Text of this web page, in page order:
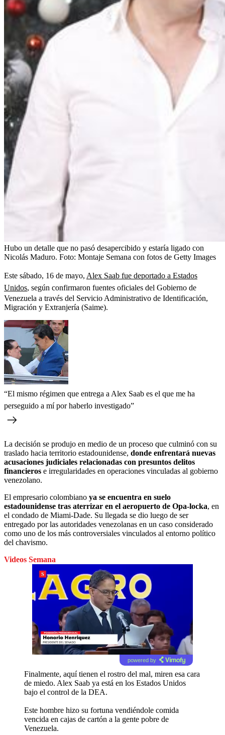
Hubo un detalle que no pasó desapercibido y estaría ligado con
Nicolás Maduro. Foto: Montaje Semana con fotos de Getty Images
Este sábado, 16 de mayo, Alex Saab fue deportado a Estados
Unidos, según confirmaron fuentes oficiales del Gobierno de
Venezuela a través del Servicio Administrativo de Identificación,
Migración y Extranjería (Saime).
“El mismo régimen que entrega a Alex Saab es el que me ha
perseguido a mí por haberlo investigado”
La decisión se produjo en medio de un proceso que culminó con su
traslado hacia territorio estadounidense, donde enfrentará nuevas
acusaciones judiciales relacionadas con presuntos delitos
financieros e irregularidades en operaciones vinculadas al gobierno
venezolano.
El empresario colombiano ya se encuentra en suelo
estadounidense tras aterrizar en el aeropuerto de Opa-locka, en
el condado de Miami-Dade. Su llegada se dio luego de ser
entregado por las autoridades venezolanas en un caso considerado
como uno de los más controversiales vinculados al entorno político
del chavismo.
Videos Semana
powered by
Finalmente, aquí tienen el rostro del mal, miren esa cara
de miedo. Alex Saab ya está en los Estados Unidos
bajo el control de la DEA.
Este hombre hizo su fortuna vendiéndole comida
vencida en cajas de cartón a la gente pobre de
Venezuela.